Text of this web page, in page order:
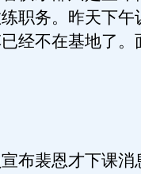
职务。昨天下午
经不在基地了。
裴恩才下课消